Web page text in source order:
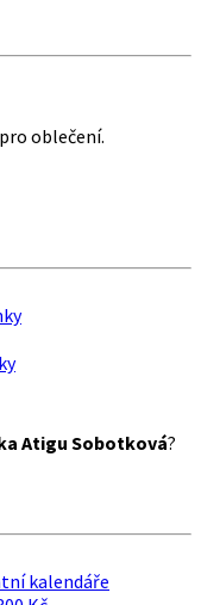
kalendáře
oblečení.
Atigu Sobotková?